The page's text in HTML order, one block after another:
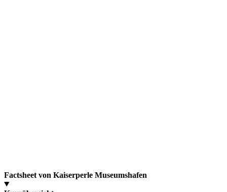
Factsheet von Kaiserperle Museumshafen